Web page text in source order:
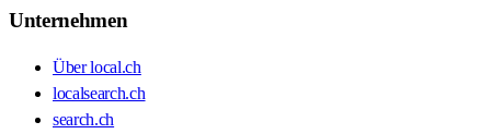
Unternehmen
Über local.ch
localsearch.ch
search.ch